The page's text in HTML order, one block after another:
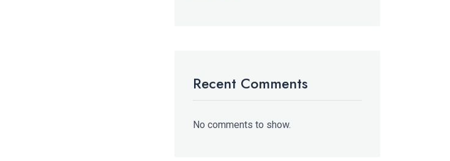
Recent Comments
No comments to show.